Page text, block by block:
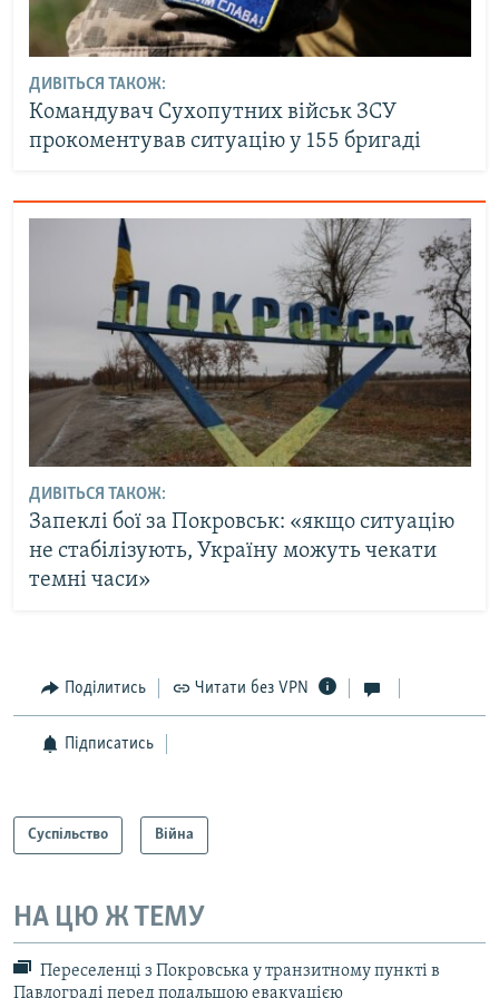
ДИВІТЬСЯ ТАКОЖ:
Командувач Сухопутних військ ЗСУ
прокоментував ситуацію у 155 бригаді
ДИВІТЬСЯ ТАКОЖ:
Запеклі бої за Покровськ: «якщо ситуацію
не стабілізують, Україну можуть чекати
темні часи»
Поділитись Читати без VPN
Підписатись
Суспільство Війна
НА ЦЮ Ж ТЕМУ
Переселенці з Покровська у транзитному пункті в
Павлограді перед подальшою евакуацією